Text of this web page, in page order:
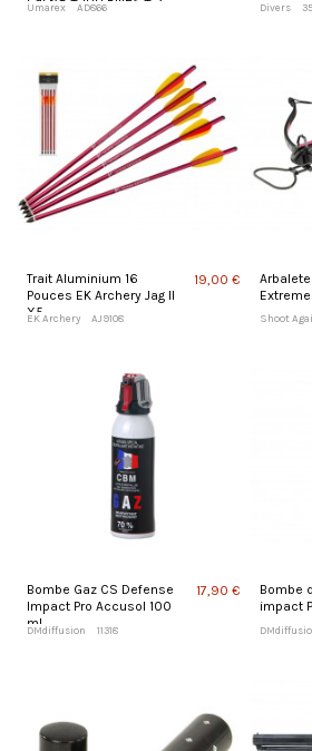
Umarex AD866 Divers
Trait Aluminium 16
Pouces EK Archery Jag II
X5
EK Archery AJ9108
19,00 €
Shoot
Bombe Gaz CS Defense
Impact Pro Accusol 100
ml
DMdiffusion 11318
17,90 €
Bombe
impact